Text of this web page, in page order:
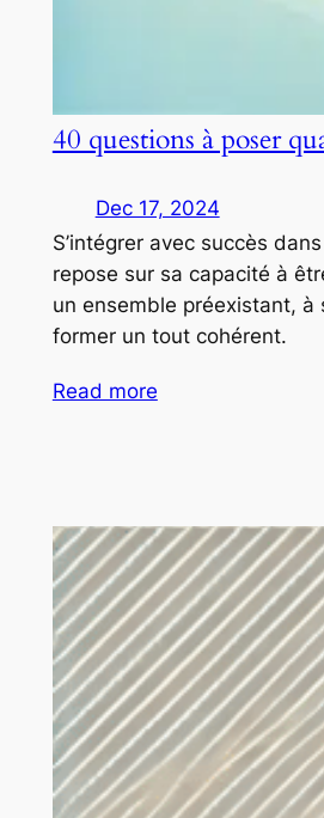
40 questions à poser
Dec 17, 2024
S’intégrer avec succès
repose sur sa capacité à
un ensemble préexistant, à
former un tout cohérent.
Read more